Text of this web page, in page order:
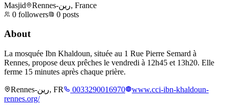
Masjid
Rennes-رين, France
0 followers 0 posts
About
La mosquée Ibn Khaldoun, située au 1 Rue Pierre Semard à
Rennes, propose deux prêches le vendredi à 12h45 et 13h20. Elle
ferme 15 minutes après chaque prière.
Rennes-رين, FR 0033290016970
www.cci-ibn-khaldoun-
rennes.org/